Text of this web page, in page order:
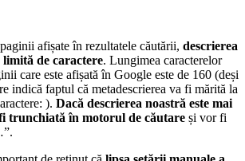
afișate în rezultatele căutării, descrierea
de caractere. Lungimea caracterelor
care este afișată în Google este de 160 (deși
indică faptul că metadescrierea va fi mărită la
). Dacă descrierea noastră este mai
trunchiată în motorul de căutare și vor fi